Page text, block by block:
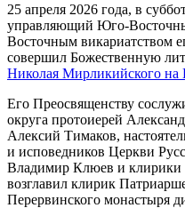
25 апреля 2026 года, в
управляющий Юго-
Восточным викариатством
совершил Божественную
Николая Мирликийского на
Его Преосвященству
округа протоиерей
Алексий Тимаков,
и исповедников Церкви
Владимир Клюев и клирики
возглавил клирик
Перервинского монастыря